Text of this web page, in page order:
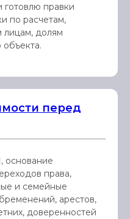
правки
по расчетам,
лицам, долям
перед
основание
права,
и семейные
арестов,
доверенностей